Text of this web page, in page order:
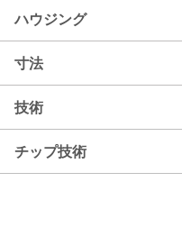
ハウジング
寸法
技術
チップ技術